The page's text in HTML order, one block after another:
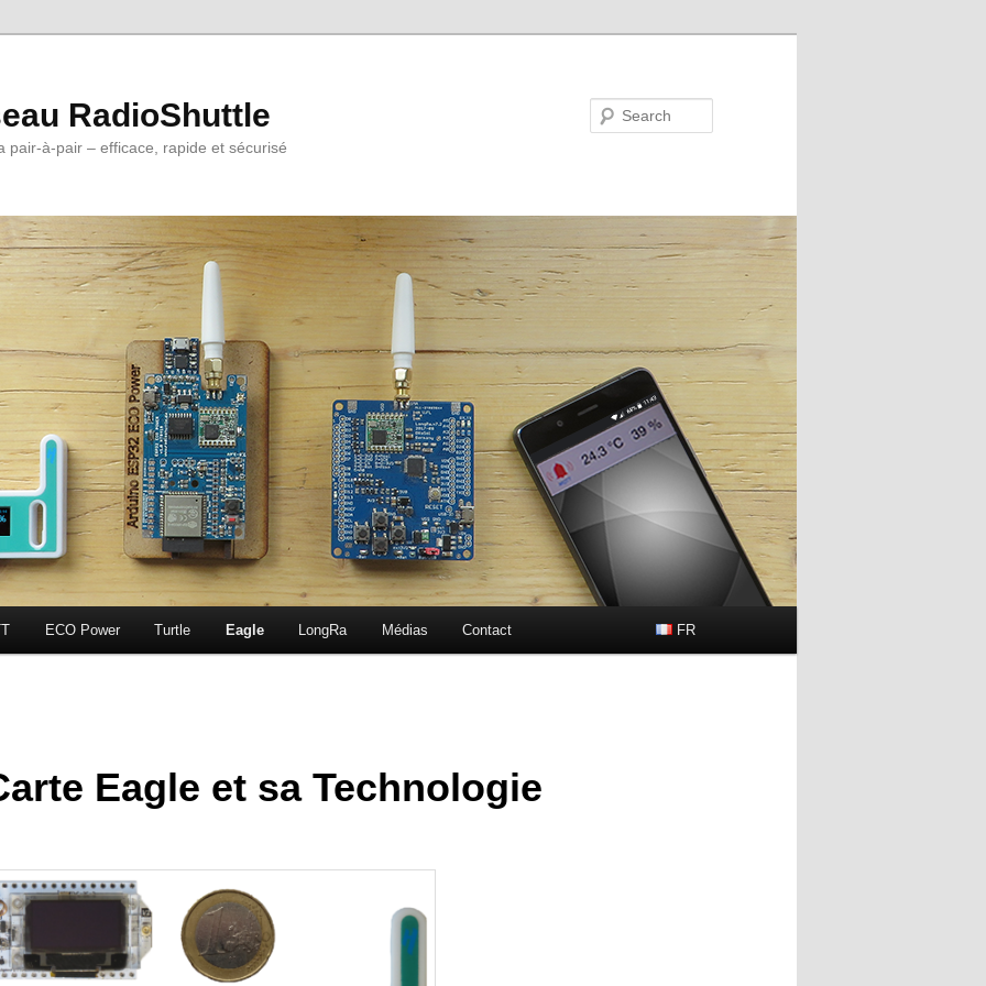
RadioShuttle
pair-à-pair – efficace, rapide et sécurisé
ECO Power Turtle Eagle LongRa Médias Contact FR
Eagle et sa Technologie